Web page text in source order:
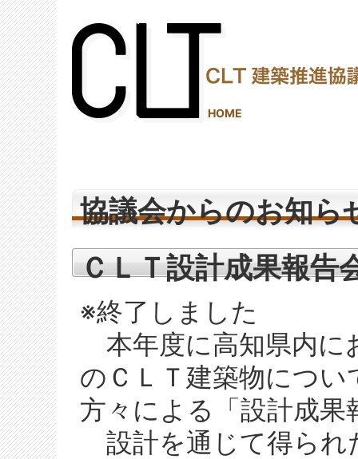
HOME
協議会からのお知ら
ＣＬＴ設計成果報告
※終了しました
本年度に高知県内に
のＣＬＴ建築物につ
方々による「設計成
設計を通じて得られ